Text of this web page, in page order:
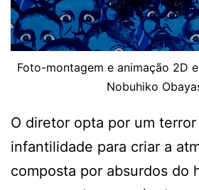
Foto-montagem e animação 2D
Nobuhiko
O diretor opta por um
infantilidade para criar a
composta por absurdos do